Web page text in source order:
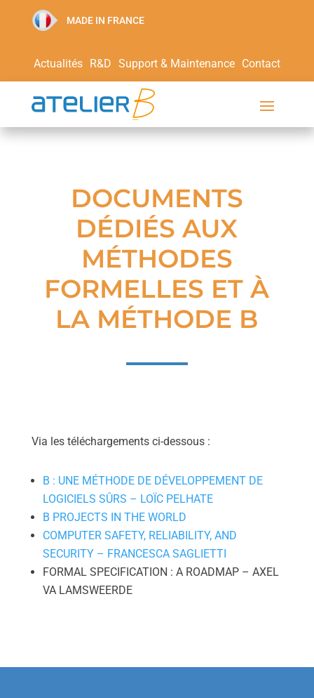
MADE IN FRANCE
Actualités R&D Support & Maintenance Contact
DOCUMENTS
DÉDIÉS AUX
MÉTHODES
FORMELLES ET À
LA MÉTHODE B
Via les téléchargements ci-dessous :
B : UNE MÉTHODE DE DÉVELOPPEMENT DE
LOGICIELS SÛRS – LOÏC PELHATE
B PROJECTS IN THE WORLD
COMPUTER SAFETY, RELIABILITY, AND
SECURITY – FRANCESCA SAGLIETTI
FORMAL SPECIFICATION : A ROADMAP – AXEL
VA LAMSWEERDE